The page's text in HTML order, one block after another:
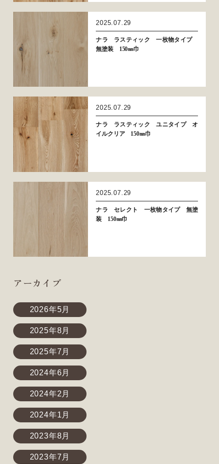
2025.07.29
ナラ ラスティック 一枚物タイプ
無塗装 150㎜巾
2025.07.29
ナラ ラスティック ユニタイプ オ
イルクリア 150㎜巾
2025.07.29
ナラ セレクト 一枚物タイプ 無塗
装 150㎜巾
アーカイブ
2026年5月
2025年8月
2025年7月
2024年6月
2024年2月
2024年1月
2023年8月
2023年7月